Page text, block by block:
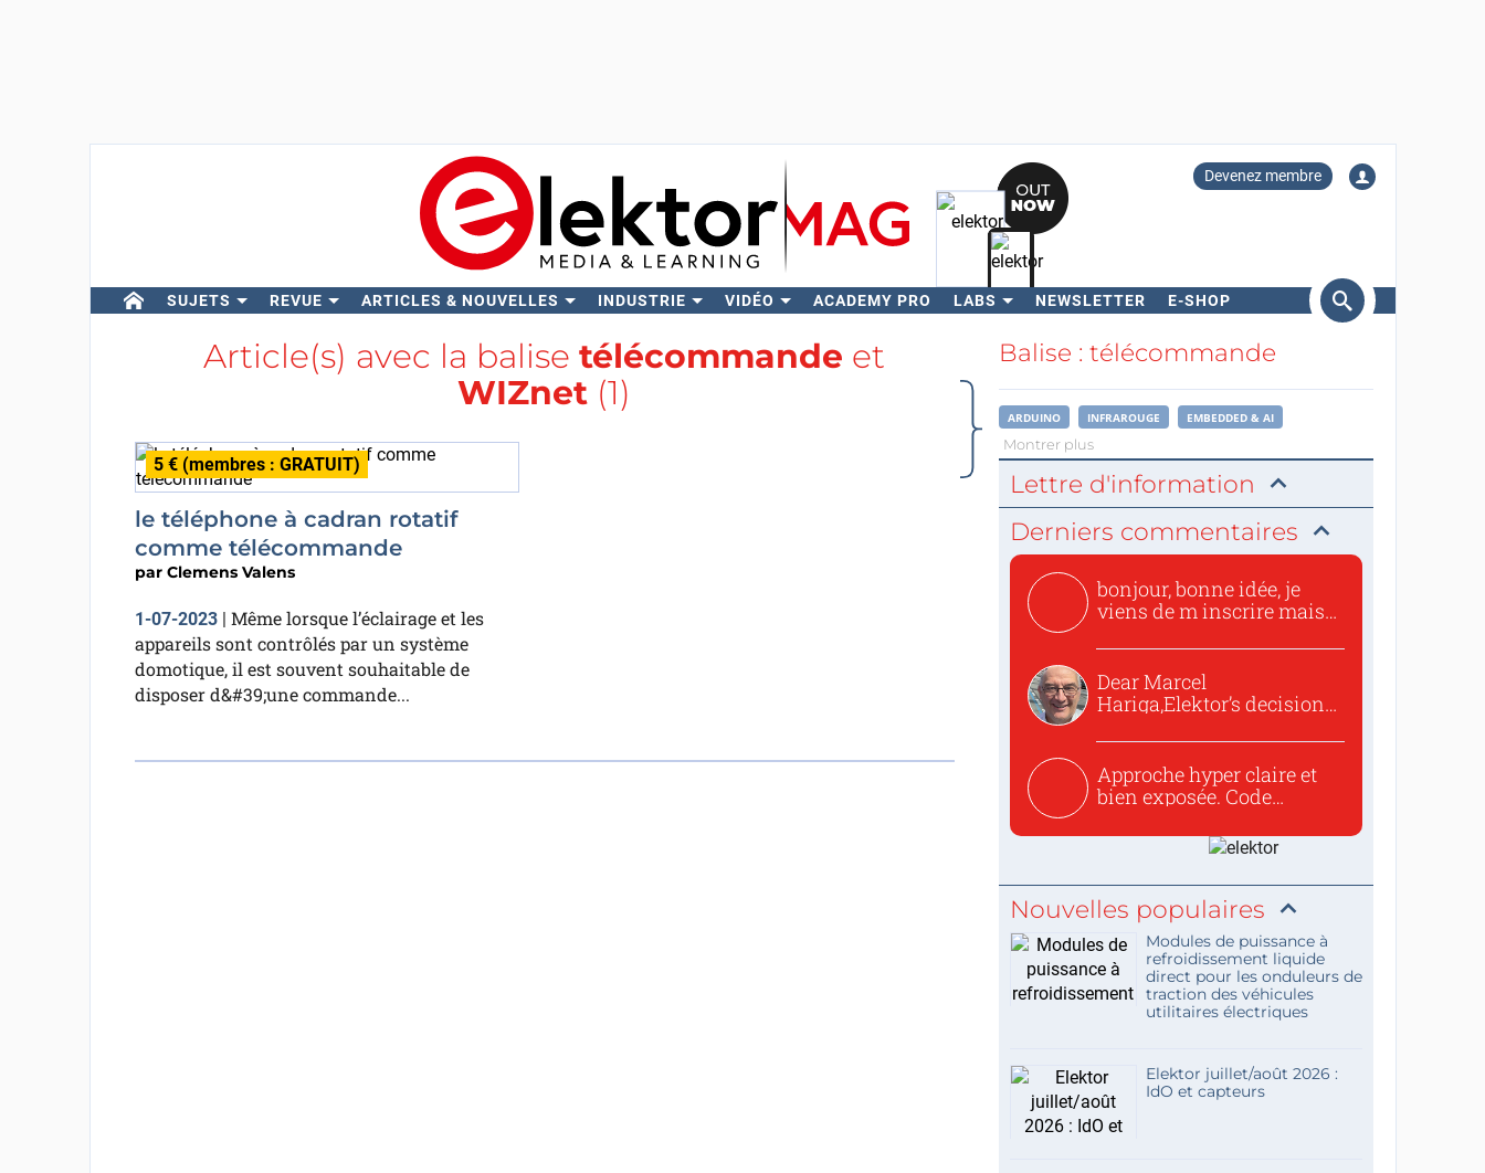
Devenez membre
SUJETS REVUE ARTICLES & NOUVELLES INDUSTRIE VIDÉO ACADEMY PRO LABS NEWSLETTER E-SHOP
Rechercher
Article(s) avec la balise télécommande et
WIZnet (1)
5 € (membres : GRATUIT)
le téléphone à cadran rotatif
comme télécommande
par Clemens Valens
1-07-2023| Même lorsque l’éclairage et les
appareils sont contrôlés par un système
domotique, il est souvent souhaitable de
disposer d&#39;une commande...
Balise : télécommande
ARDUINO INFRAROUGE EMBEDDED & AI
Montrer plus
Lettre d'information
Derniers commentaires
bonjour, bonne idée, je
viens de m inscrire mais
Dear Marcel
Hariga,Elektor’s decision
Approche hyper claire et
bien exposée. Code
Nouvelles populaires
Modules de puissance à
refroidissement liquide
direct pour les onduleurs de
traction des véhicules
utilitaires électriques
Elektor juillet/août 2026 :
IdO et capteurs